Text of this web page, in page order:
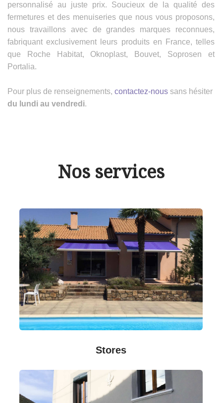
personnalisé au juste prix. Soucieux de la qualité des
fermetures et des menuiseries que nous vous proposons,
nous travaillons avec de grandes marques reconnues,
fabriquant exclusivement leurs produits en France, telles
que Roche Habitat, Oknoplast, Bouvet, Soprosen et
Portalia.
Pour plus de renseignements, contactez-nous sans hésiter
du lundi au vendredi.
Nos services
Stores